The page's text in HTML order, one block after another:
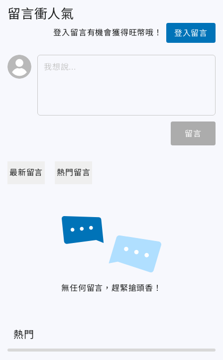
留言衝人氣
登入留言有機會獲得旺幣哦！ 登入留言
留言
最新留言 熱門留言
無任何留言，趕緊搶頭香！
熱門